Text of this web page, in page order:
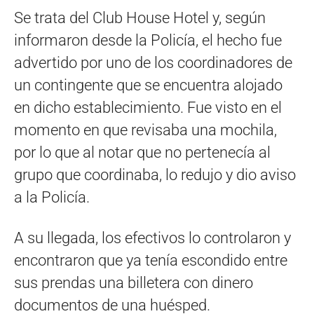
Se trata del Club House Hotel y, según
informaron desde la Policía, el hecho fue
advertido por uno de los coordinadores de
un contingente que se encuentra alojado
en dicho establecimiento. Fue visto en el
momento en que revisaba una mochila,
por lo que al notar que no pertenecía al
grupo que coordinaba, lo redujo y dio aviso
a la Policía.
A su llegada, los efectivos lo controlaron y
encontraron que ya tenía escondido entre
sus prendas una billetera con dinero
documentos de una huésped.